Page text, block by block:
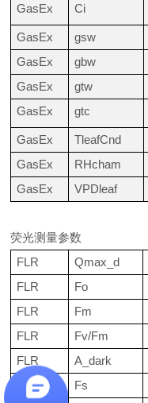
GasEx Ci
GasEx gsw
GasEx
gbw
GasEx
gtw
GasEx
gtc
GasEx TleafCnd
GasEx
RHcham
GasEx
VPDleaf
荧光测量参数
FLR
Qmax_d
FLR
Fo
FLR
Fm
FLR
Fv/Fm
FLR
A_dark
FLR
Fs